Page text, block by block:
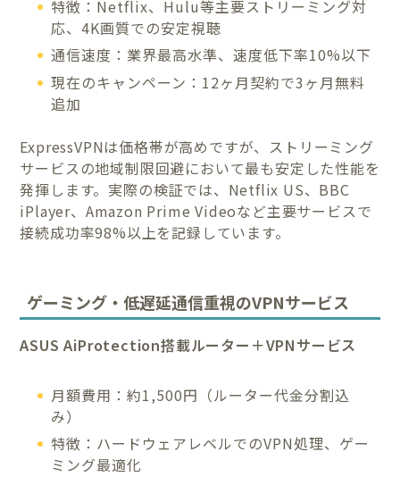
特徴：Netflix、Hulu等主要ストリーミング対
応、4K画質での安定視聴
通信速度：業界最高水準、速度低下率10%以下
現在のキャンペーン：12ヶ月契約で3ヶ月無料
追加
ExpressVPNは価格帯が高めですが、ストリーミング
サービスの地域制限回避において最も安定した性能を
発揮します。実際の検証では、Netflix US、BBC
iPlayer、Amazon Prime Videoなど主要サービスで
接続成功率98%以上を記録しています。
ゲーミング・低遅延通信重視のVPNサービス
ASUS AiProtection搭載ルーター＋VPNサービス
月額費用：約1,500円（ルーター代金分割込
み）
特徴：ハードウェアレベルでのVPN処理、ゲー
ミング最適化